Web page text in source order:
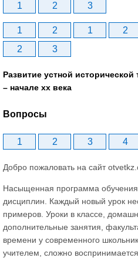
1 2 3
1 2 1 2
2
3
Развитие устной исторической
– начале хх века
Вопросы
1 2 3 4
Добро пожаловать на сайт
Насыщенная программа
дисциплин. Каждый новый урок
примеров. Уроки в классе,
дополнительные занятия,
времени у современного
учителем, сложно